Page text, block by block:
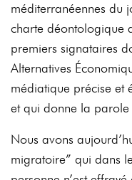
méditerranéennes du
charte déontologique
premiers signataires
Alternatives
médiatique précise et
et qui donne la parole
Nous avons
migratoire” qui dans